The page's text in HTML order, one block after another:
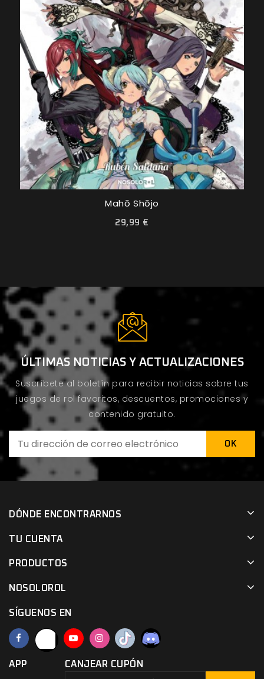
Mahō Shōjo
29,99 €
ÚLTIMAS NOTICIAS Y ACTUALIZACIONES
Suscríbete al boletín para recibir noticias sobre tus
juegos de rol favoritos, descuentos, promociones y
contenido gratuito.
DÓNDE ENCONTRARNOS
TU CUENTA
PRODUCTOS
NOSOLOROL
SÍGUENOS EN
APP CANJEAR CUPÓN